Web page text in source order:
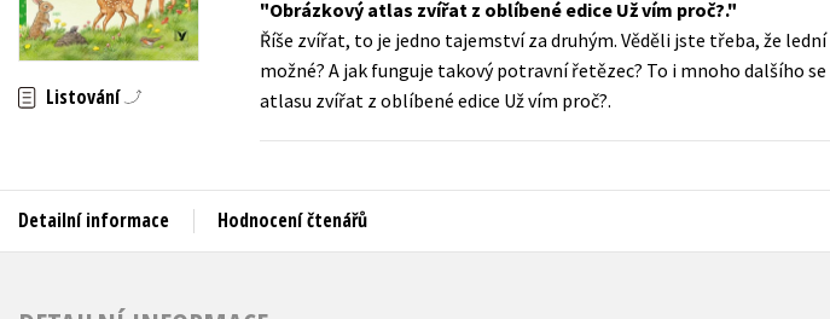
Auto - moto
Beletrie pro děti
Beletrie pro dospělé
Jazyky
Kalendáře
Populárně - naučná pro dospělé
Populárně - naučné pro děti
Příroda a zahrada
Všechny tituly
Listování
Obrázkový atlas zvířat z oblíbené edice Už vím proč?.
Říše zvířat, to je jedno tajemství za druhým. Věděli jste třeba, že
možné? A jak funguje takový potravní řetězec? To i mnoho dalšího
atlasu zvířat z oblíbené edice Už vím proč?.
Detailní informace Hodnocení čtenářů